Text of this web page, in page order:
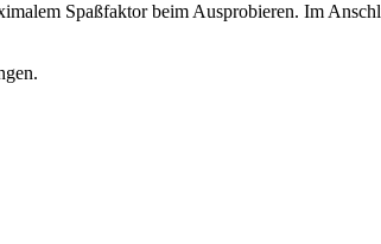
Spaßfaktor beim Ausprobieren. Im